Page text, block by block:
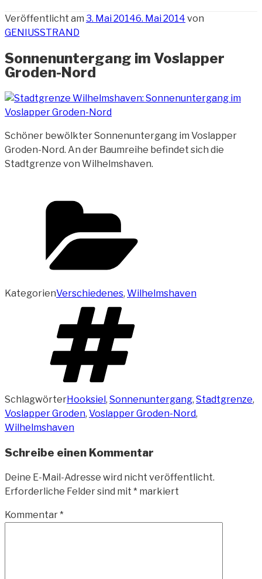
Veröffentlicht am 3. Mai 20146. Mai 2014 von
GENIUSSTRAND
Sonnenuntergang im Voslapper
Groden-Nord
Schöner bewölkter Sonnenuntergang im Voslapper
Groden-Nord. An der Baumreihe befindet sich die
Stadtgrenze von Wilhelmshaven.
KategorienVerschiedenes, Wilhelmshaven
SchlagwörterHooksiel, Sonnenuntergang, Stadtgrenze,
Voslapper Groden, Voslapper Groden-Nord,
Wilhelmshaven
Schreibe einen Kommentar
Deine E-Mail-Adresse wird nicht veröffentlicht.
Erforderliche Felder sind mit * markiert
Kommentar*